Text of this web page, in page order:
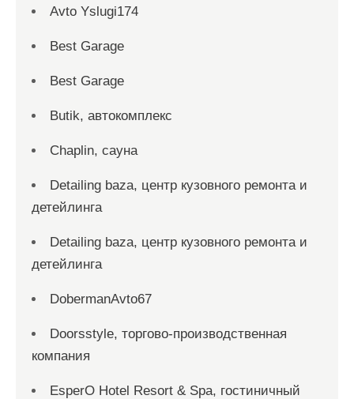
Avto Yslugi174
Best Garage
Best Garage
Butik, автокомплекс
Chaplin, сауна
Detailing baza, центр кузовного ремонта и
детейлинга
Detailing baza, центр кузовного ремонта и
детейлинга
DobermanAvto67
Doorsstyle, торгово-производственная
компания
EsperO Hotel Resort & Spa, гостиничный